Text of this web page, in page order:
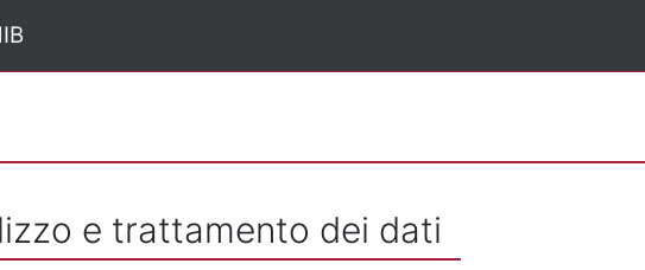
e trattamento dei dati